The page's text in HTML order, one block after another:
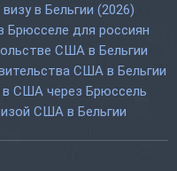
в Бельгии (2026)
для россиян
США в Бельгии
США в Бельгии
США через Брюссель
США в Бельгии